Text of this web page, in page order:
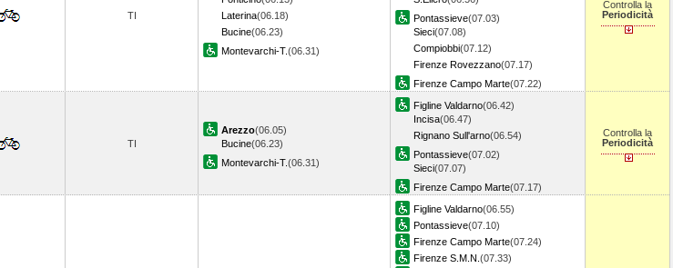
TI
Laterina(06.18)
Bucine(06.23)
Montevarchi-T.(06.31)
Pontassieve(07.03)
Sieci(07.08)
Compiobbi(07.12)
Firenze Rovezzano(07.17)
Firenze Campo Marte(07.22)
Controlla la
Periodicità
TI
Arezzo(06.05)
Bucine(06.23)
Montevarchi-T.(06.31)
Figline Valdarno(06.42)
Incisa(06.47)
Rignano Sull'arno(06.54)
Pontassieve(07.02)
Sieci(07.07)
Firenze Campo Marte(07.17)
Controlla la
Periodicità
Figline Valdarno(06.55)
Pontassieve(07.10)
Firenze Campo Marte(07.24)
Firenze S.M.N. (07.33)